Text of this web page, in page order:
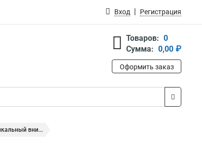
Вход Регистрация
Товаров: 0
Сумма: 0,00 ₽
Оформить заказ
вни...